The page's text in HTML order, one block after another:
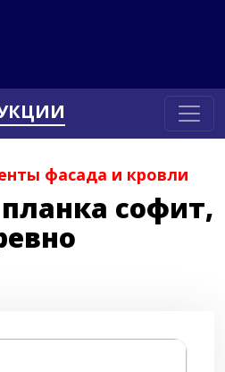
фасада и кровли
софит,